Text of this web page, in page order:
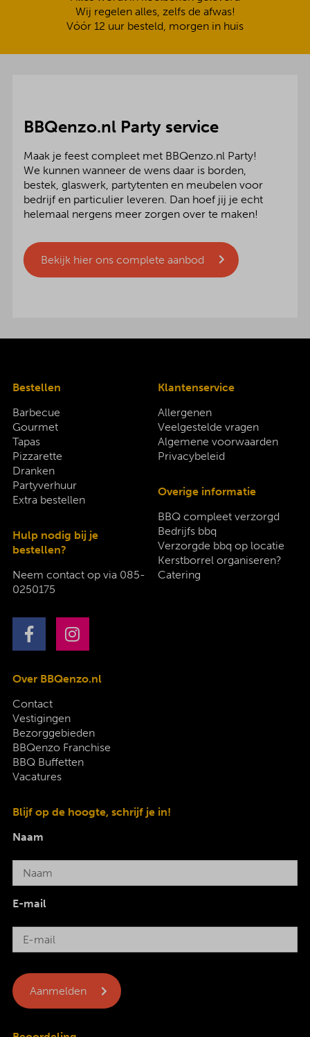
Wij regelen alles, zelfs de afwas!
Vóór 12 uur besteld, morgen in huis
BBQenzo.nl Party service
Maak je feest compleet met BBQenzo.nl Party!
We kunnen wanneer de wens daar is borden,
bestek, glaswerk, partytenten en meubelen voor
bedrijf en particulier leveren. Dan hoef jij je echt
helemaal nergens meer zorgen over te maken!
Bekijk hier ons complete aanbod
Bestellen
Barbecue
Gourmet
Tapas
Pizzarette
Dranken
Partyverhuur
Extra bestellen
Hulp nodig bij je
bestellen?
Neem contact op via 085-
0250175
Klantenservice
Allergenen
Veelgestelde vragen
Algemene voorwaarden
Privacybeleid
Overige informatie
BBQ compleet verzorgd
Bedrijfs bbq
Verzorgde bbq op locatie
Kerstborrel organiseren?
Catering
Over BBQenzo.nl
Contact
Vestigingen
Bezorggebieden
BBQenzo Franchise
BBQ Buffetten
Vacatures
Blijf op de hoogte, schrijf je in!
Naam
E-mail